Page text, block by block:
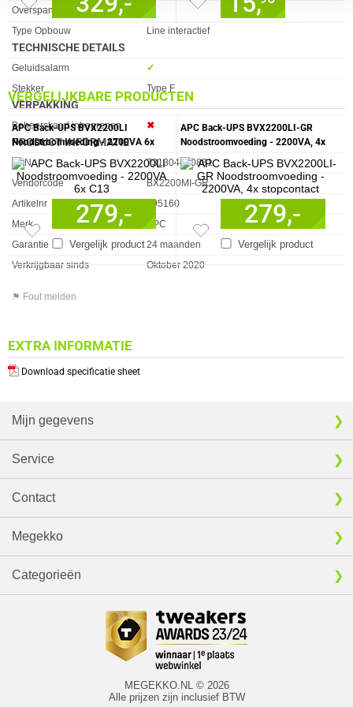
Overspanningsbeveiliging
Type Opbouw
Line interactief
TECHNISCHE DETAILS
Eigenschap Waarde
Geluidsalarm
✓︎
Stekker
Type F
VERPAKKING
Eigenschap Waarde
Beheerskaart inbegrepen ✖︎
PRODUCT INFORMATIE
EAN
731304410881
Vendorcode
BX2200MI-GR
Artikelnr
295160
Merk
APC
Garantie
24 maanden
Verkrijgbaar sinds
Oktober 2020
⚑ Fout melden
EXTRA INFORMATIE
Download specificatie sheet
VERGELIJKBARE PRODUCTEN
APC Back-UPS BVX2200LI
Noodstroomvoeding - 2200VA 6x
C13
Vergelijk product
279,-
APC Back-UPS BVX2200LI-GR
Noodstroomvoeding - 2200VA, 4x
stopcontact
Vergelijk product
279,-
Mijn gegevens
Service
Contact
Megekko
Categorieën
MEGEKKO.NL © 2026
Alle prijzen zijn inclusief BTW